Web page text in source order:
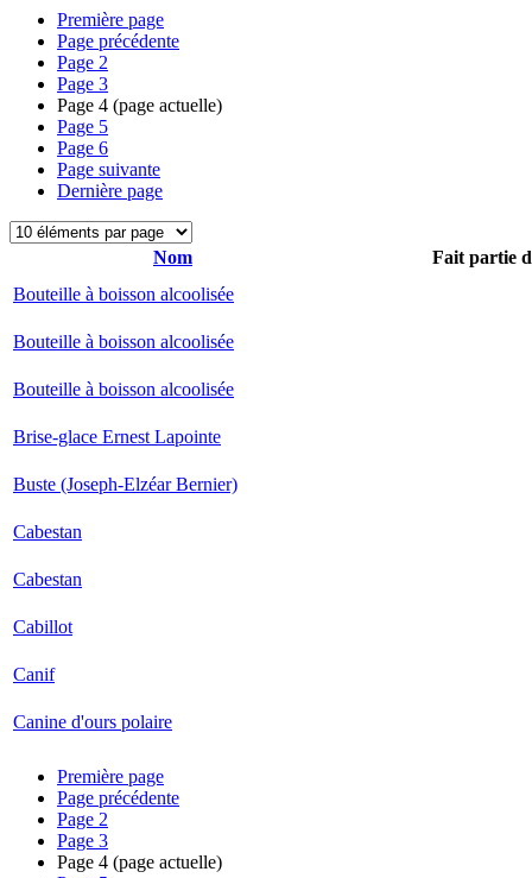
Première page
Page précédente
Page 2
Page 3
Page 4 (page actuelle)
Page 5
Page 6
Page suivante
Dernière page
Nom
Fait partie
Bouteille à boisson alcoolisée
Bouteille à boisson alcoolisée
Bouteille à boisson alcoolisée
Brise-glace Ernest Lapointe
Buste (Joseph-Elzéar Bernier)
Cabestan
Cabestan
Cabillot
Canif
Canine d'ours polaire
Première page
Page précédente
Page 2
Page 3
Page 4 (page actuelle)